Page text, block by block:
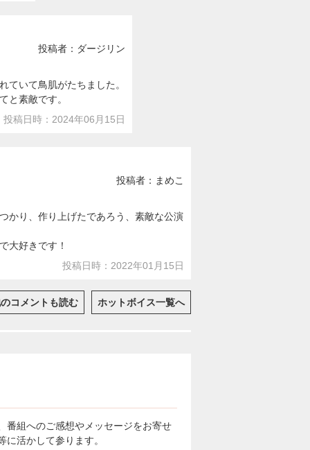
投稿者：ダージリン
ていて鳥肌がたちました。
と素敵です。
投稿日時：2024年06月15日
投稿者：まめこ
かり、作り上げたであろう、素敵な公演
大好きです！
投稿日時：2022年01月15日
コメントも読む ホットボイス一覧へ
番組へのご感想やメッセージをお寄せ
活かして参ります。